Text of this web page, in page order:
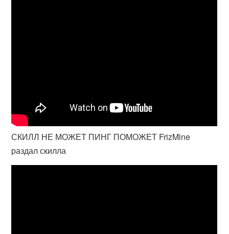
СКИЛЛ НЕ МОЖЕТ ПИНГ ПОМОЖЕТ FrizMine
раздал скилла